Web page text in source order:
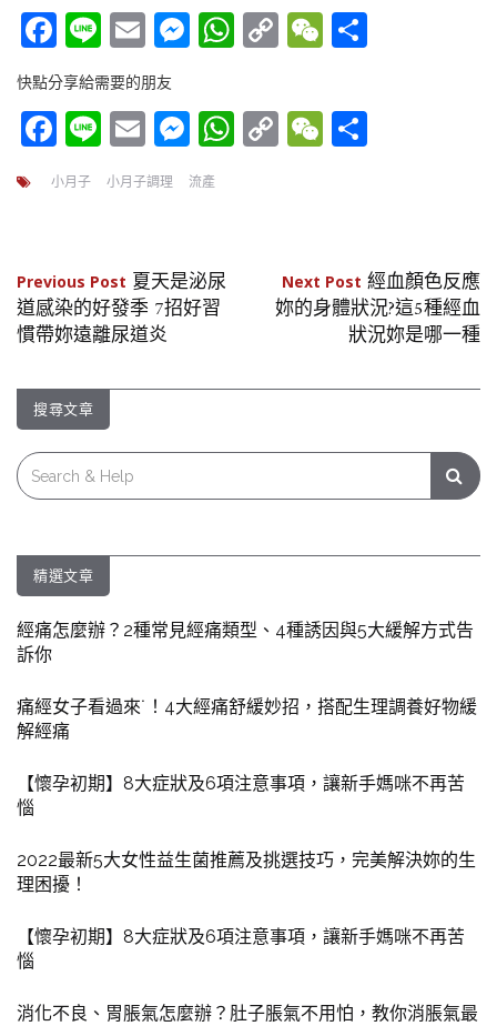
Facebook
LineEmailMessenger
WhatsApp
CopyWeChat
快點分享給需要的朋友
Facebook
LineEmailMessenger
WhatsApp
CopyWeChat
小月子 小月子調理 流產
文
章
導
覽
Previous Post 夏天是泌尿
道感染的好發季 7招好習
慣帶妳遠離尿道炎
Next Post 經血顏色反應
妳的身體狀況?這5種經血
狀況妳是哪一種
搜尋文章
Search
for:
精選文章
經痛怎麼辦？2種常見經痛類型、4種誘因與5大緩解方式告
訴你
痛經女子看過來˙！4大經痛舒緩妙招，搭配生理調養好物緩
解經痛
【懷孕初期】8大症狀及6項注意事項，讓新手媽咪不再苦
惱
2022最新5大女性益生菌推薦及挑選技巧，完美解決妳的生
理困擾！
【懷孕初期】8大症狀及6項注意事項，讓新手媽咪不再苦
惱
消化不良、胃脹氣怎麼辦？肚子脹氣不用怕，教你消脹氣最